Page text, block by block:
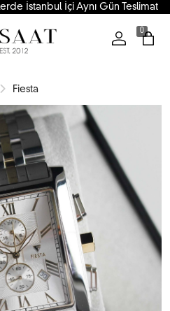
İstanbul İçi Aynı Gün Teslimat
0
Fiesta